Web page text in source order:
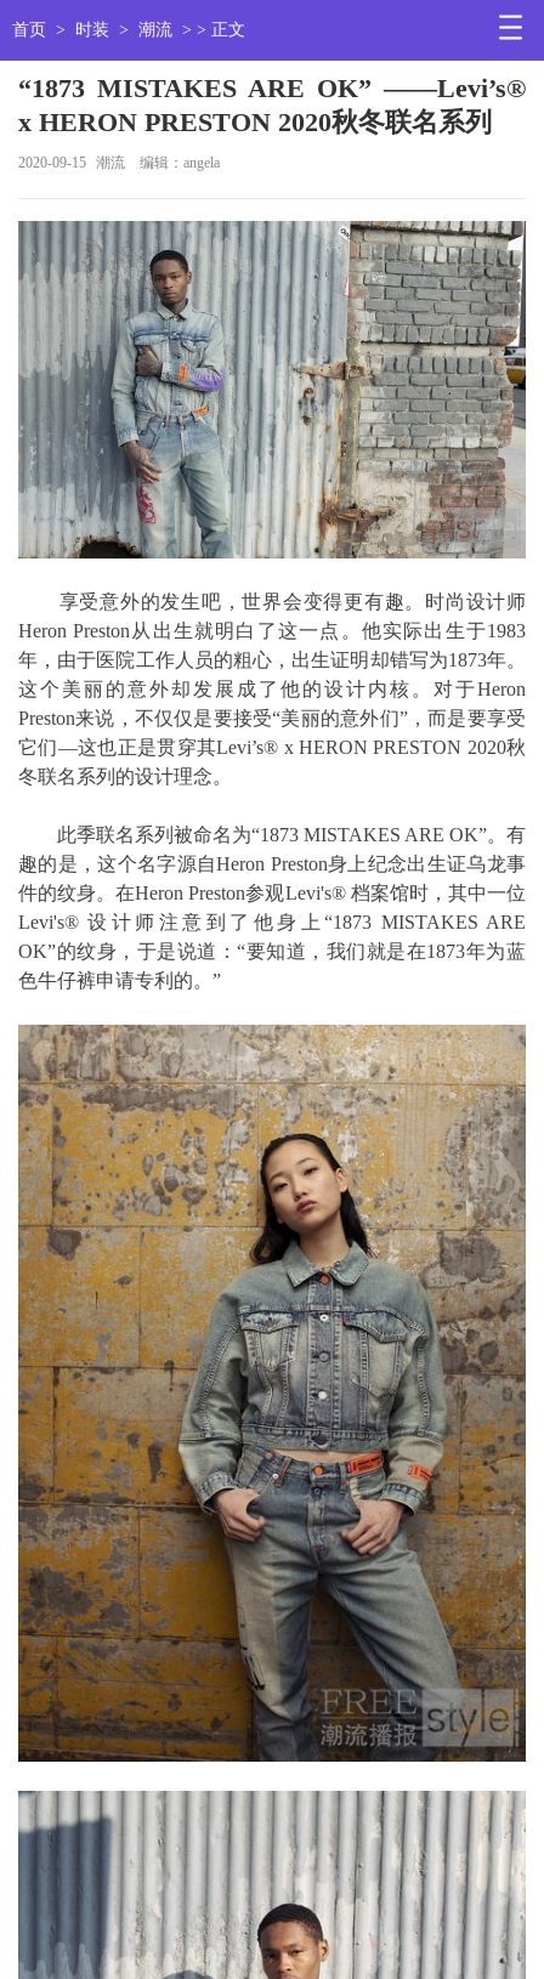
首页 > 时装 > 潮流 > > 正文
“1873 MISTAKES ARE OK” ——Levi’s®
x HERON PRESTON 2020秋冬联名系列
2020-09-15 潮流 编辑：angela
享受意外的发生吧，世界会变得更有趣。时尚设计师
Heron Preston从出生就明白了这一点。他实际出生于1983
年，由于医院工作人员的粗心，出生证明却错写为1873年。
这个美丽的意外却发展成了他的设计内核。对于Heron
Preston来说，不仅仅是要接受“美丽的意外们”，而是要享受
它们—这也正是贯穿其Levi’s® x HERON PRESTON 2020秋
冬联名系列的设计理念。
此季联名系列被命名为“1873 MISTAKES ARE OK”。有
趣的是，这个名字源自Heron Preston身上纪念出生证乌龙事
件的纹身。在Heron Preston参观Levi's® 档案馆时，其中一位
Levi's® 设计师注意到了他身上“1873 MISTAKES ARE
OK”的纹身，于是说道：“要知道，我们就是在1873年为蓝
色牛仔裤申请专利的。”